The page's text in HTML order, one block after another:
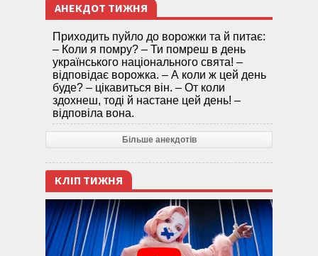
АНЕКДОТ ТИЖНЯ
Приходить пуйло до ворожки та й питає:
– Коли я помру? – Ти помреш в день
українського національного свята! –
відповідає ворожка. – А коли ж цей день
буде? – цікавиться він. – От коли
здохнеш, тоді й настане цей день! –
відповіла вона.
Більше анекдотів
КЛІП ТИЖНЯ